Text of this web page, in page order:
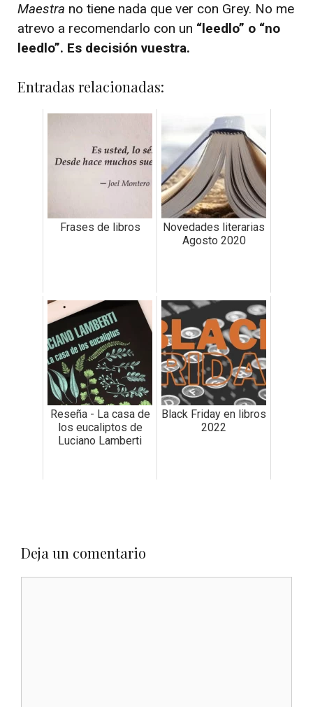
Maestra no tiene nada que ver con Grey. No me
atrevo a recomendarlo con un “leedlo” o “no
leedlo”. Es decisión vuestra.
Entradas relacionadas:
Frases de libros
Novedades literarias
Agosto 2020
Reseña - La casa de
los eucaliptos de
Luciano Lamberti
Black Friday en libros
2022
Deja un comentario